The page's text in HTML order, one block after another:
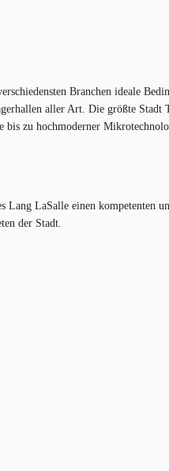
Branchen ideale
aller Art. Die größte
zu hochmoderner
LaSalle einen kompetenten
der Stadt.